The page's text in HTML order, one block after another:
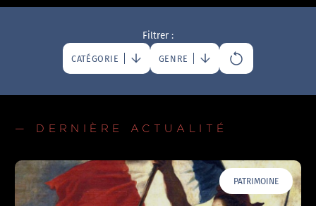
Filtrer :
CATÉGORIE GENRE
— DERNIÈRE ACTUALITÉ
PATRIMOINE